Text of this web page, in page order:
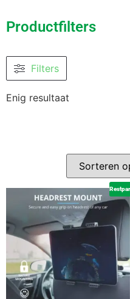
Productfilters
Filters
Enig resultaat